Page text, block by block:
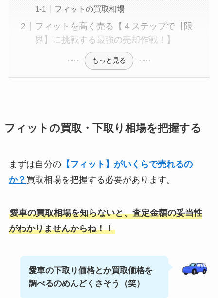
フィットの買取相場
フィットを高く売る【４ステップで【限
界】に挑戦する最強の売却作戦！】
もっと見る
フィットの買取・下取り相場を把握する
まずは自分の【フィット】がいくらで売れるの
か？ 買取相場を把握する必要があります。
愛車の買取相場を知らないと、査定金額の妥当性
がわかりませんからね！！
愛車の下取り価格とか買取価格を
調べるのめんどくさそう（笑）